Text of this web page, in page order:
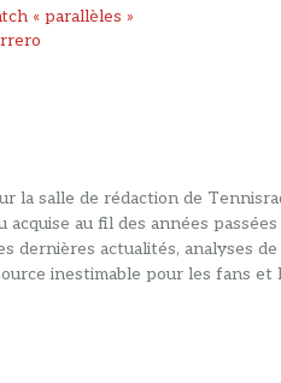
« parallèles »
la salle de rédaction de
au fil des années
dernières actualités, analyses
inestimable pour les fans et